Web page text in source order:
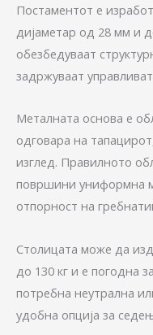
Постаментот е
дијаметар од 28 мм и
обезбедуваат
задржуваат
Металната основа е
одговара на
изглед. Правилното
површини униформна
отпорност на
Столицата може да
до 130 кг и е погодна
потребна неутрална
удобна опција за